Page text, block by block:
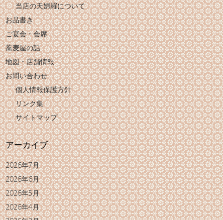
当店の天婦羅について
お品書き
ご宴会・会席
蕎麦屋の話
地図・店舗情報
お問い合わせ
個人情報保護方針
リンク集
サイトマップ
アーカイブ
2026年7月
2026年6月
2026年5月
2026年4月